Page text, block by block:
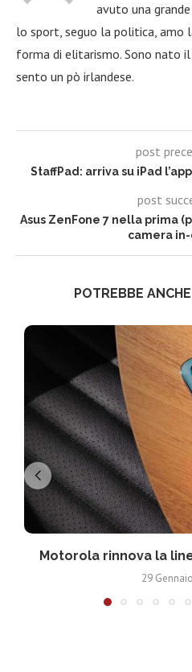
avuto una
lo sport, seguo la politica, amo
forma di elitarismo. Sono nato
sento un pò irlandese.
post
StaffPad: arriva su iPad
post
Asus ZenFone 7 nella prima
camera
POTREBBE
Motorola rinnova la
29